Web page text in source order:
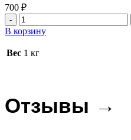
700 ₽
Количество
товара
Свиные
ребрышки
В корзину
Вес 1 кг
Отзывы →